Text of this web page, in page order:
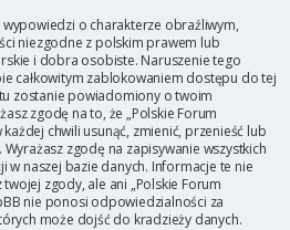
o charakterze obraźliwym,
niezgodne z polskim prawem lub
i dobra osobiste. Naruszenie tego
całkowitym zablokowaniem dostępu do tej
zostanie powiadomiony o twoim
zgodę na to, że „Polskie Forum
chwili usunąć, zmienić, przenieść lub
zgodę na zapisywanie wszystkich
naszej bazie danych. Informacje te nie
zgody, ale ani „Polskie Forum
nie ponosi odpowiedzialności za
może dojść do kradzieży danych.